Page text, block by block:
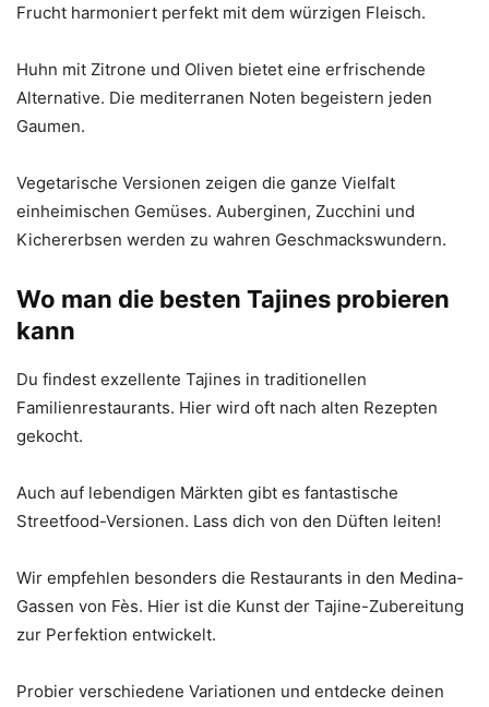
Frucht harmoniert perfekt mit dem würzigen Fleisch.
Huhn mit Zitrone und Oliven bietet eine erfrischende
Alternative. Die mediterranen Noten begeistern jeden
Gaumen.
Vegetarische Versionen zeigen die ganze Vielfalt
einheimischen Gemüses. Auberginen, Zucchini und
Kichererbsen werden zu wahren Geschmackswundern.
Wo man die besten Tajines probieren
kann
Du findest exzellente Tajines in traditionellen
Familienrestaurants. Hier wird oft nach alten Rezepten
gekocht.
Auch auf lebendigen Märkten gibt es fantastische
Streetfood-Versionen. Lass dich von den Düften leiten!
Wir empfehlen besonders die Restaurants in den Medina-
Gassen von Fès. Hier ist die Kunst der Tajine-Zubereitung
zur Perfektion entwickelt.
Probier verschiedene Variationen und entdecke deinen